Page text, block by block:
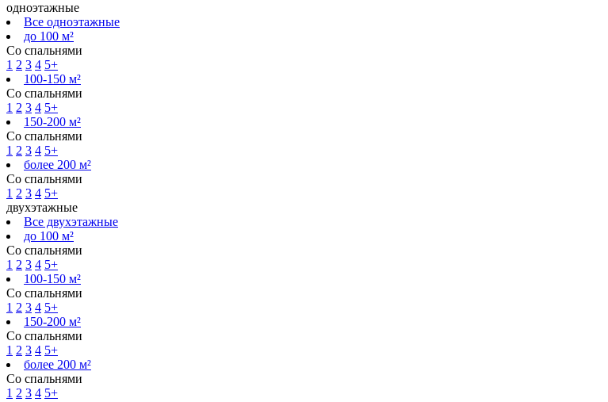
одноэтажные
Все одноэтажные
до 100 м²
Со спальнями
1 2 3 4 5+
100-150 м²
Со спальнями
1 2 3 4 5+
150-200 м²
Со спальнями
1 2 3 4 5+
более 200 м²
Со спальнями
1 2 3 4 5+
двухэтажные
Все двухэтажные
до 100 м²
Со спальнями
1 2 3 4 5+
100-150 м²
Со спальнями
1 2 3 4 5+
150-200 м²
Со спальнями
1 2 3 4 5+
более 200 м²
Со спальнями
1 2 3 4 5+